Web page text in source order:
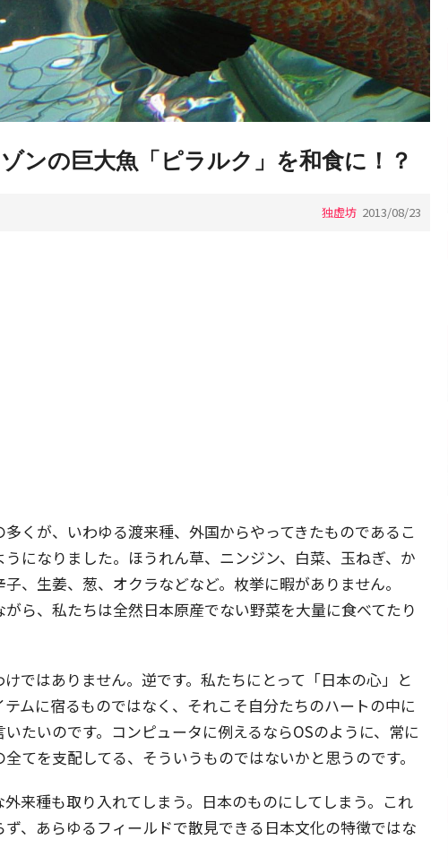
ンの巨大魚「ピラルク」を和食に！？
独虚坊 2013/08/23
くが、いわゆる渡来種、外国からやってきたものであるこ
になりました。ほうれん草、ニンジン、白菜、玉ねぎ、か
、生姜、葱、オクラなどなど。枚挙に暇がありません。
がら、私たちは全然日本原産でない野菜を大量に食べてたり
ではありません。逆です。私たちにとって「日本の心」と
ムに宿るものではなく、それこそ自分たちのハートの中に
たいのです。コンピュータに例えるならOSのように、常に
てを支配してる、そういうものではないかと思うのです。
来種も取り入れてしまう。日本のものにしてしまう。これ
、あらゆるフィールドで散見できる日本文化の特徴ではな